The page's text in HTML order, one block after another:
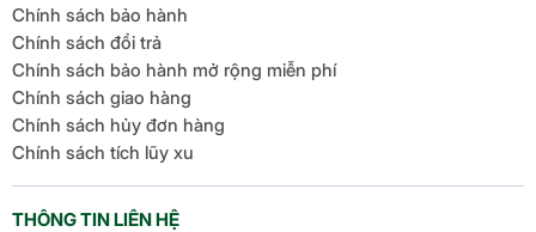
Chính sách bảo hành
Chính sách đổi trả
Chính sách bảo hành mở rộng miễn phí
Chính sách giao hàng
Chính sách hủy đơn hàng
Chính sách tích lũy xu
THÔNG TIN LIÊN HỆ